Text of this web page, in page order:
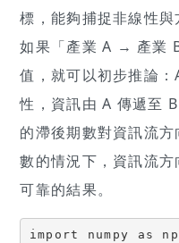
標，能夠捕捉非線性與
如果「產業 A → 產業
值，就可以初步推論
性，資訊由 A 傳遞至
的滯後期數對資訊流
數的情況下，資訊流
可靠的結果。
import numpy as np